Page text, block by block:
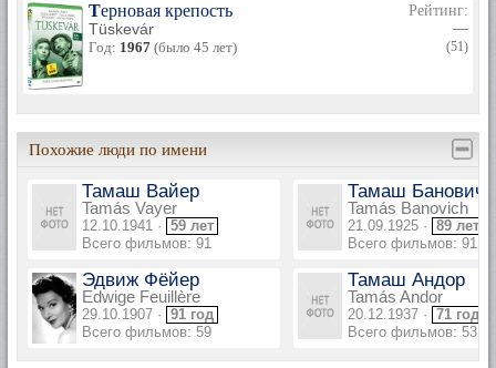
Терновая крепость
Tüskevár
Год: 1967 (было 45 лет)
Рейтинг:
—
(51)
Похожие люди по имени
Тамаш Вайер
Tamás Vayer
12.10.1941 · 59 лет
Всего фильмов: 91
Тамаш Банович
Tamás Banovich
21.09.1925 · 89 лет
Всего фильмов: 91
Эдвиж Фёйер
Edwige Feuillère
29.10.1907 · 91 год
Всего фильмов: 59
Тамаш Андор
Tamás Andor
20.12.1937 · 71 год
Всего фильмов: 53